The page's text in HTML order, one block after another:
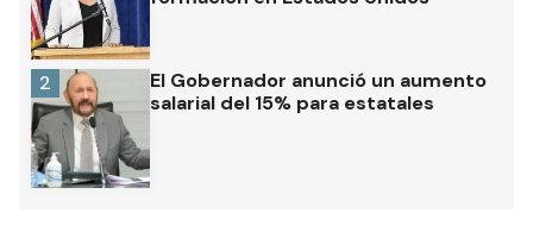
El Gobernador anunció un aumento
salarial del 15% para estatales
2